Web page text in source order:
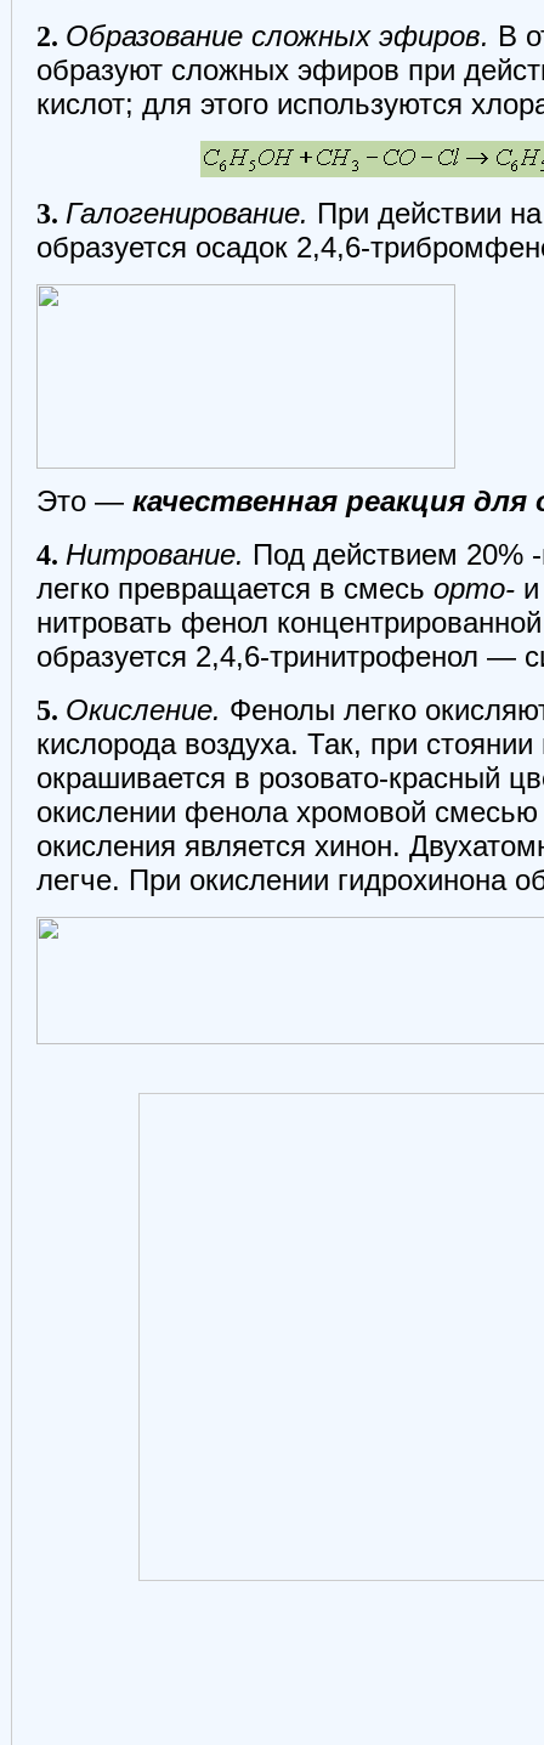
2. Образование сложных эфиров. В
образуют сложных эфиров при
кислот; для этого используются
3. Галогенирование. При действии
образуется осадок 2,4,6-
Это — качественная реакция
4. Нитрование. Под действием 20%
легко превращается в смесь орто-
нитровать фенол
образуется 2,4,6-тринитрофенол —
5. Окисление. Фенолы легко
кислорода воздуха. Так, при
окрашивается в розовато-красный
окислении фенола хромовой
окисления является хинон.
легче. При окислении гидрохинона